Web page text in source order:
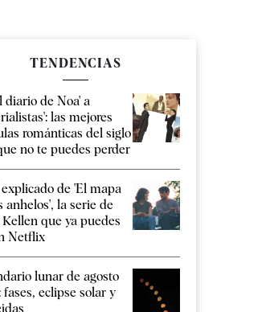
TENDENCIAS
diario de Noa' a
las mejores
románticas del siglo
no te puedes perder
de 'El mapa
anhelos', la serie de
que ya puedes
Netflix
lunar de agosto
fases, eclipse solar y